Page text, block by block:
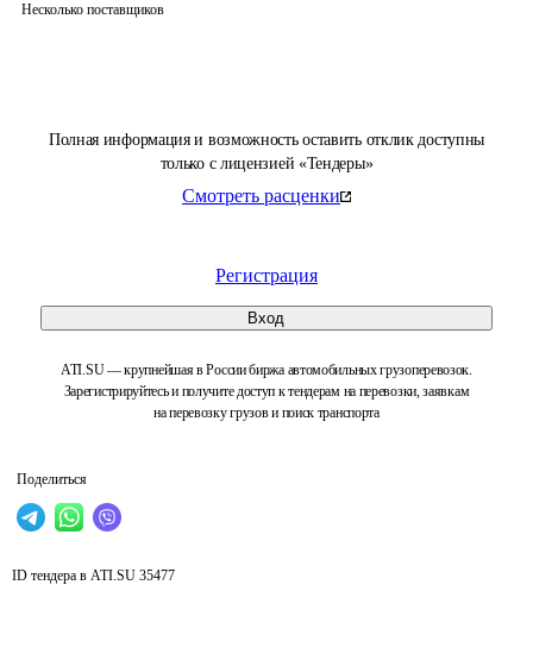
Полная информация и возможность оставить отклик доступны
только с лицензией «Тендеры»
Смотреть расценки
Регистрация
Вход
ATI.SU — крупнейшая в России биржа автомобильных грузоперевозок.
Зарегистрируйтесь и получите доступ к тендерам на перевозки, заявкам
на перевозку грузов и поиск транспорта
Поделиться
Несколько поставщиков
ID тендера в ATI.SU 35477